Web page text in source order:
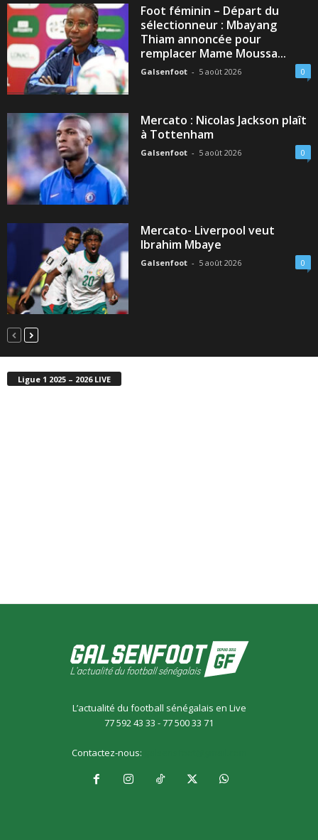
Foot féminin – Départ du
sélectionneur : Mbayang
Thiam annoncée pour
remplacer Mame Moussa...
Galsenfoot - 5 août 2026 0
Mercato : Nicolas Jackson plaît
à Tottenham
Galsenfoot - 5 août 2026 0
Mercato- Liverpool veut
Ibrahim Mbaye
Galsenfoot - 5 août 2026 0
Ligue 1 2025 – 2026 LIVE
L’actualité du football sénégalais en Live
77 592 43 33 - 77 500 33 71
Contactez-nous: